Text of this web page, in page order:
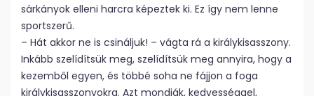
sárkányok elleni harcra képeztek ki. Ez így nem lenne
sportszerű.
– Hát akkor ne is csináljuk! – vágta rá a királykisasszony.
Inkább szelídítsük meg, szelídítsük meg annyira, hogy a
kezemből egyen, és többé soha ne fájjon a foga
királykisasszonyokra. Azt mondják, kedvességgel,